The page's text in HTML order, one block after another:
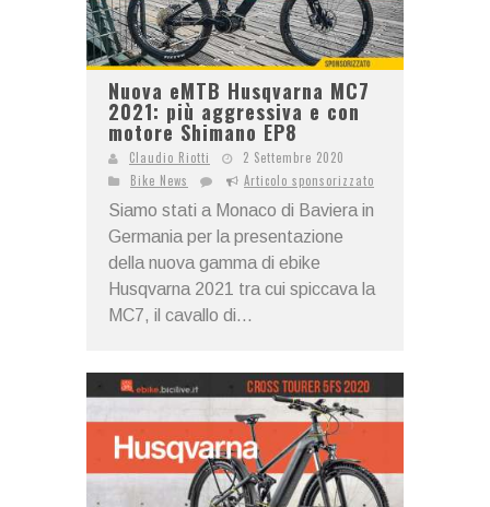
Nuova eMTB Husqvarna MC7
2021: più aggressiva e con
motore Shimano EP8
Claudio Riotti
2 Settembre 2020
Bike News
Articolo sponsorizzato
Siamo stati a Monaco di Baviera in
Germania per la presentazione
della nuova gamma di ebike
Husqvarna 2021 tra cui spiccava la
MC7, il cavallo di...